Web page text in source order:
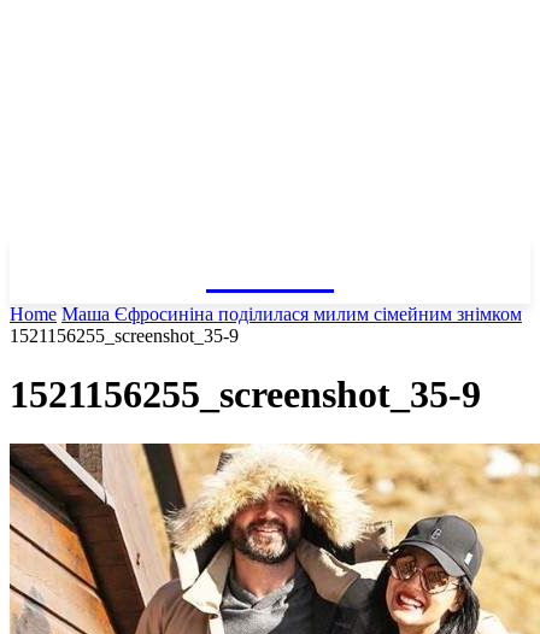
Home Маша Єфросиніна поділилася милим сімейним знімком
1521156255_screenshot_35-9
1521156255_screenshot_35-9